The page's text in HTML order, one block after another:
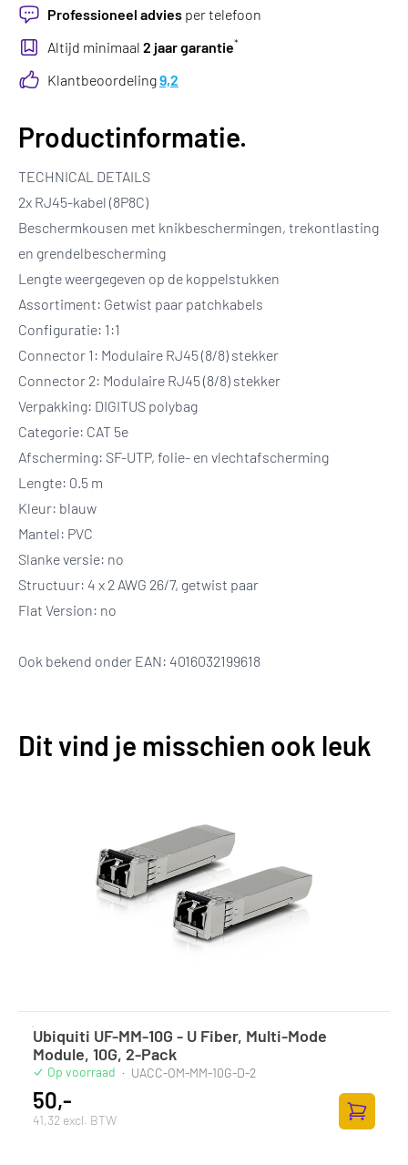
Professioneel advies per telefoon
Altijd minimaal 2 jaar garantie*
Klantbeoordeling9,2
Productinformatie.
TECHNICAL DETAILS
2x RJ45-kabel (8P8C)
Beschermkousen met knikbeschermingen, trekontlasting
en grendelbescherming
Lengte weergegeven op de koppelstukken
Assortiment: Getwist paar patchkabels
Configuratie: 1:1
Connector 1: Modulaire RJ45 (8/8) stekker
Connector 2: Modulaire RJ45 (8/8) stekker
Verpakking: DIGITUS polybag
Categorie: CAT 5e
Afscherming: SF-UTP, folie- en vlechtafscherming
Lengte: 0.5 m
Kleur: blauw
Mantel: PVC
Slanke versie: no
Structuur: 4 x 2 AWG 26/7, getwist paar
Flat Version: no
Ook bekend onder EAN: 4016032199618
Dit vind je misschien ook leuk
Ubiquiti UF-MM-10G - U Fiber, Multi-Mode
Module, 10G, 2-Pack
Op voorraad · UACC-OM-MM-10G-D-2
50,-
41,32 excl. BTW